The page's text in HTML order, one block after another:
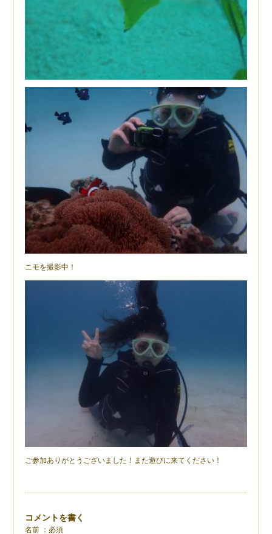
ニモを撮影中！
ご参加ありがとうございました！また遊びに来てください！
コメントを書く
名前 ：必須